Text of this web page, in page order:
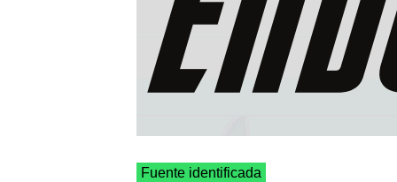
Fuente identificada